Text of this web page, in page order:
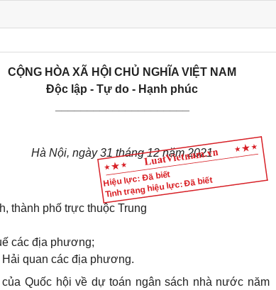
Hiệu lực: Đã biết
Tình trạng hiệu lực: Đã biết
CỘNG HÒA XÃ HỘI CHỦ NGHĨA VIỆT NAM
Độc lập - Tự do - Hạnh phúc
Hà Nội, ngày 31 tháng 12 năm 2021
thành phố trực thuộc Trung
các địa phương;
quan các địa phương.
Quốc hội về dự toán ngân sách nhà nước năm